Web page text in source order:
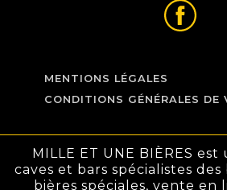
MENTIONS LÉGALES
CONDITIONS GÉNÉRALES DE
MILLE ET UNE BIÈRES
caves et bars spécialistes
bières spéciales, vente en